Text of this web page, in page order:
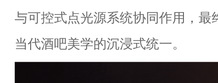
与可控式点光源系统协同作用，最
当代酒吧美学的沉浸式统一。